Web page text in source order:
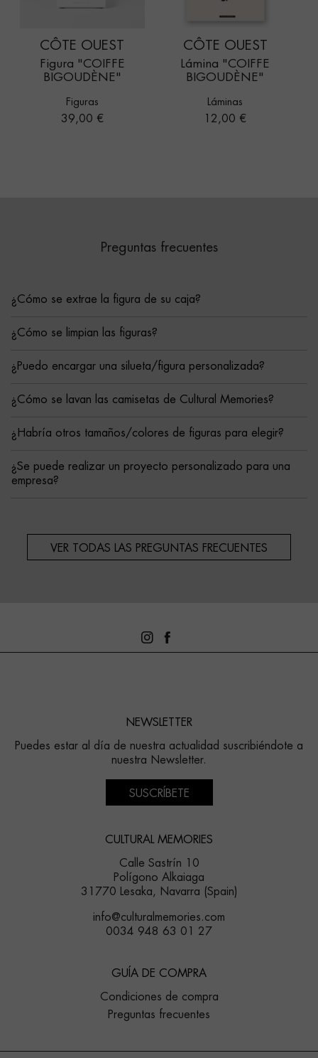
CÔTE OUEST
Figura "COIFFE
BIGOUDÈNE"
Figuras
Precio
39,00 €
CÔTE OUEST
Lámina "COIFFE
BIGOUDÈNE"
Láminas
Precio
12,00 €
Preguntas frecuentes
¿Cómo se extrae la figura de su caja?
¿Cómo se limpian las figuras?
¿Puedo encargar una silueta/figura personalizada?
¿Cómo se lavan las camisetas de Cultural Memories?
¿Habría otros tamaños/colores de figuras para elegir?
¿Se puede realizar un proyecto personalizado para una
empresa?
VER TODAS LAS PREGUNTAS FRECUENTES
NEWSLETTER
Puedes estar al día de nuestra actualidad suscribiéndote a
nuestra Newsletter.
SUSCRÍBETE
CULTURAL MEMORIES
Calle Sastrín 10
Polígono Alkaiaga
31770 Lesaka, Navarra (Spain)
info@culturalmemories.com
0034 948 63 01 27
GUÍA DE COMPRA
Condiciones de compra
Preguntas frecuentes